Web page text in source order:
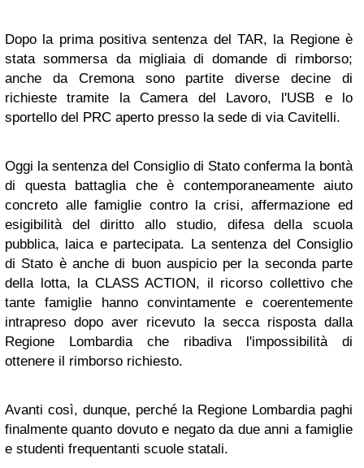
Dopo la prima positiva sentenza del TAR, la Regione è
stata sommersa da migliaia di domande di rimborso;
anche da Cremona sono partite diverse decine di
richieste tramite la Camera del Lavoro, l'USB e lo
sportello del PRC aperto presso la sede di via Cavitelli.
Oggi la sentenza del Consiglio di Stato conferma la bontà
di questa battaglia che è contemporaneamente aiuto
concreto alle famiglie contro la crisi, affermazione ed
esigibilità del diritto allo studio, difesa della scuola
pubblica, laica e partecipata. La sentenza del Consiglio
di Stato è anche di buon auspicio per la seconda parte
della lotta, la CLASS ACTION, il ricorso collettivo che
tante famiglie hanno convintamente e coerentemente
intrapreso dopo aver ricevuto la secca risposta dalla
Regione Lombardia che ribadiva l'impossibilità di
ottenere il rimborso richiesto.
Avanti così, dunque, perché la Regione Lombardia paghi
finalmente quanto dovuto e negato da due anni a famiglie
e studenti frequentanti scuole statali.